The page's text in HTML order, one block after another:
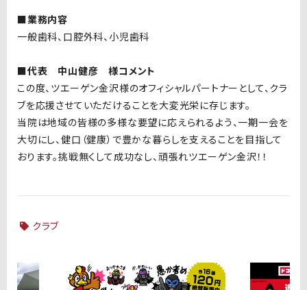
■業務内容
一般歯科、口腔外科、小児歯科
■代表 中山健彦 様コメント
この度、ツエーゲン金沢様のオフィシャルパートナーとして、クラ
ブを応援させていただけることを大変光栄に存じます。
当院は地域の皆様の多様な要望に応えられるよう、一期一会を
大切にし、健口（健康）で豊かな暮らしを支えることを目指して
おります。挑戦無くして成功なし、頑張れツエーゲン金沢！！
クラブ